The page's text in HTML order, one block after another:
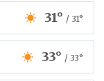
31° / 31°
33° / 33°